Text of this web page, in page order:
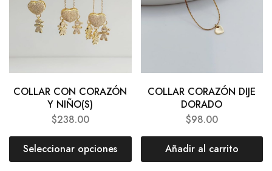
COLLAR CON CORAZÓN
Y NIÑO(S)
$238.00
Seleccionar opciones
COLLAR CORAZÓN DIJE
DORADO
$98.00
Añadir al carrito